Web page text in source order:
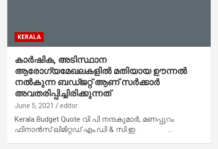
KERALA
കാര്‍ഷിക, അടിസ്ഥാന
ആരോഗ്യമേഖലകളില്‍ മതിയായ ഊന്നല്‍
നല്‍കുന്ന ബഡ്ജറ്റ് ആണ് സര്‍ക്കാര്‍
അവതരിപ്പിച്ചിരിക്കുന്നത്
June 5, 2021 editor
Kerala Budget Quote വി പി നന്ദകുമാർ, മണപ്പുറം
ഫിനാന്‍സ് ലിമിറ്റഡ് എം.ഡി & സി.ഇ. …